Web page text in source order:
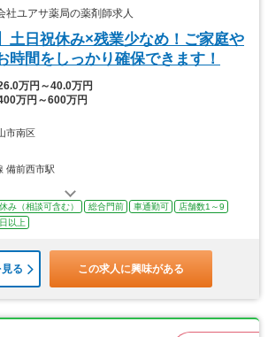
ユアサ薬局の薬剤師求人
土日祝休み×残業少なめ！ご家庭や
時間をしっかり確保できます！
万円～40.0万円
万円～600万円
市南区
備前西市駅
み（相談可含む） 総合門前 車通勤可
店舗数1～9
以上
る この求人に興味がある